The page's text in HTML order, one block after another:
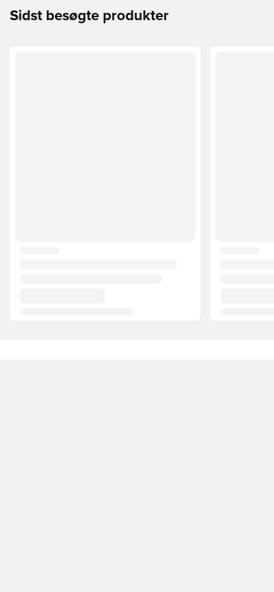
Sidst besøgte produkter